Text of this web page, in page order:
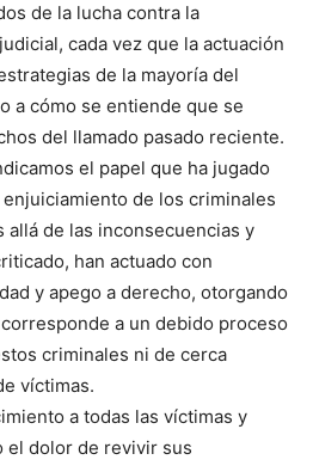
de la lucha contra la
cada vez que la actuación
de la mayoría del
a cómo se entiende que se
del llamado pasado reciente.
el papel que ha jugado
de los criminales
allá de las inconsecuencias y
han actuado con
y apego a derecho, otorgando
a un debido proceso
criminales ni de cerca
víctimas.
a todas las víctimas y
el dolor de revivir sus